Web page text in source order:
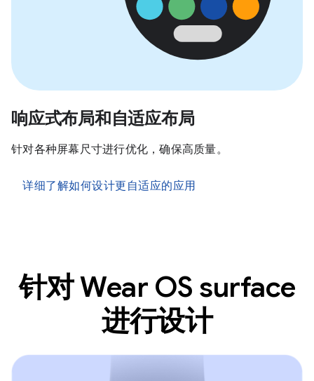
响应式布局和自适应布局
针对各种屏幕尺寸进行优化，确保高质量。
详细了解如何设计更自适应的应用
针对 Wear OS surface
进行设计